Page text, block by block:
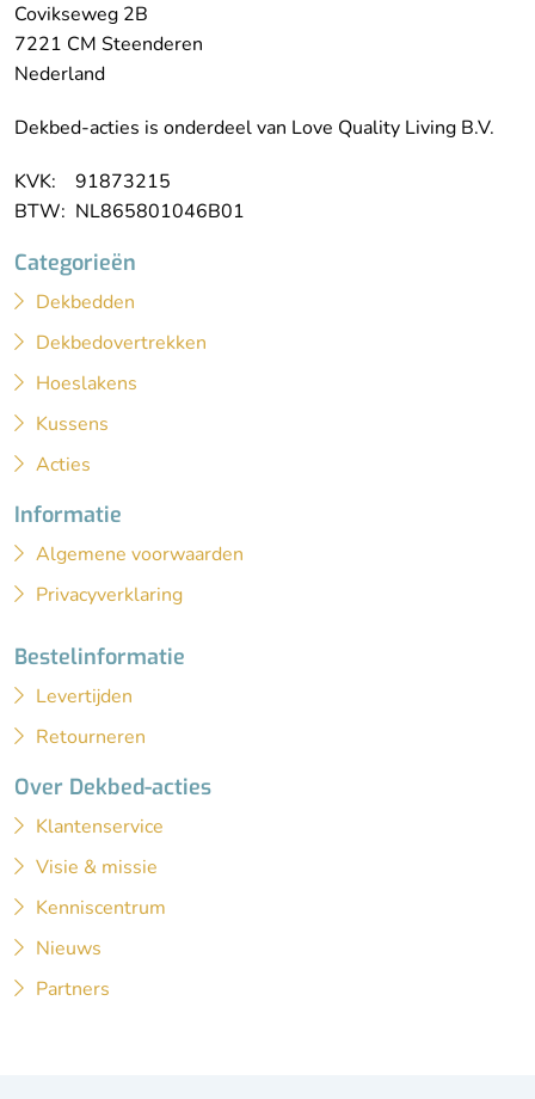
Covikseweg 2B
7221 CM Steenderen
Nederland
Dekbed-acties is onderdeel van Love Quality Living B.V.
KVK: 91873215
BTW: NL865801046B01
Categorieën
Dekbedden
Dekbedovertrekken
Hoeslakens
Kussens
Acties
Informatie
Algemene voorwaarden
Privacyverklaring
Bestelinformatie
Levertijden
Retourneren
Over Dekbed-acties
Klantenservice
Visie & missie
Kenniscentrum
Nieuws
Partners